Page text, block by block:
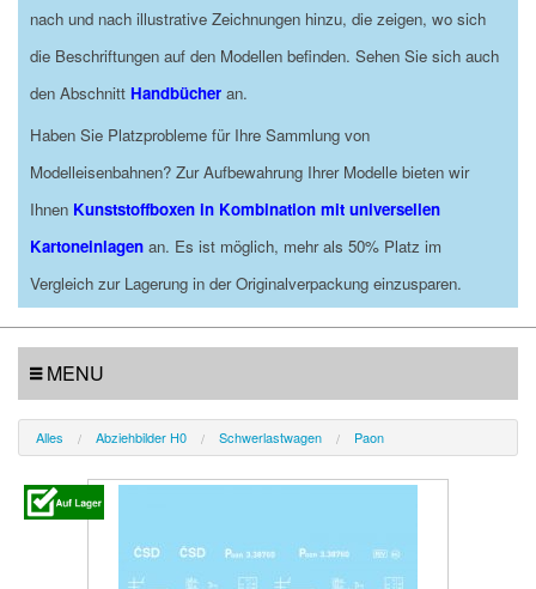
nach und nach illustrative Zeichnungen hinzu, die zeigen, wo sich
die Beschriftungen auf den Modellen befinden. Sehen Sie sich auch
den Abschnitt Handbücher an.
Haben Sie Platzprobleme für Ihre Sammlung von
Modelleisenbahnen? Zur Aufbewahrung Ihrer Modelle bieten wir
Ihnen Kunststoffboxen in Kombination mit universellen
Kartoneinlagen an. Es ist möglich, mehr als 50% Platz im
Vergleich zur Lagerung in der Originalverpackung einzusparen.
MENU
Alles Abziehbilder H0 Schwerlastwagen Paon